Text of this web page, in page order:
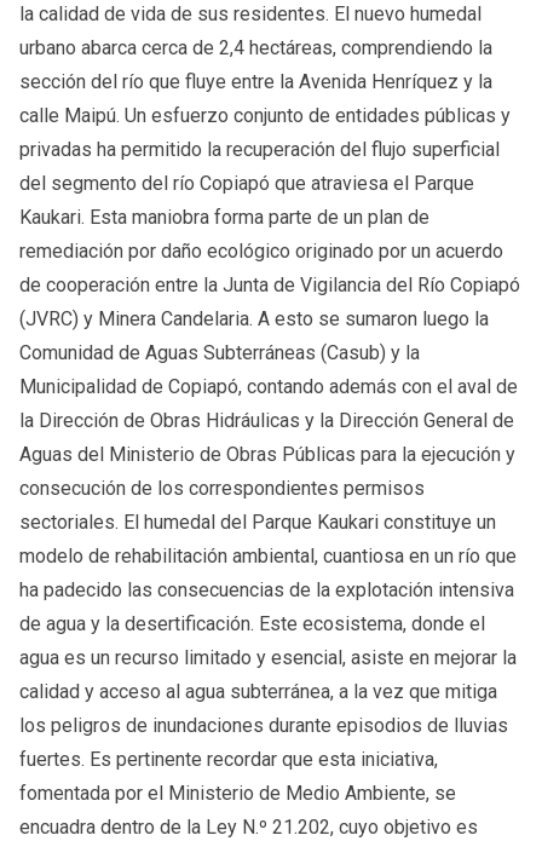
la calidad de vida de sus residentes. El nuevo humedal
urbano abarca cerca de 2,4 hectáreas, comprendiendo la
sección del río que fluye entre la Avenida Henríquez y la
calle Maipú. Un esfuerzo conjunto de entidades públicas y
privadas ha permitido la recuperación del flujo superficial
del segmento del río Copiapó que atraviesa el Parque
Kaukari. Esta maniobra forma parte de un plan de
remediación por daño ecológico originado por un acuerdo
de cooperación entre la Junta de Vigilancia del Río Copiapó
(JVRC) y Minera Candelaria. A esto se sumaron luego la
Comunidad de Aguas Subterráneas (Casub) y la
Municipalidad de Copiapó, contando además con el aval de
la Dirección de Obras Hidráulicas y la Dirección General de
Aguas del Ministerio de Obras Públicas para la ejecución y
consecución de los correspondientes permisos
sectoriales. El humedal del Parque Kaukari constituye un
modelo de rehabilitación ambiental, cuantiosa en un río que
ha padecido las consecuencias de la explotación intensiva
de agua y la desertificación. Este ecosistema, donde el
agua es un recurso limitado y esencial, asiste en mejorar la
calidad y acceso al agua subterránea, a la vez que mitiga
los peligros de inundaciones durante episodios de lluvias
fuertes. Es pertinente recordar que esta iniciativa,
fomentada por el Ministerio de Medio Ambiente, se
encuadra dentro de la Ley N.º 21.202, cuyo objetivo es